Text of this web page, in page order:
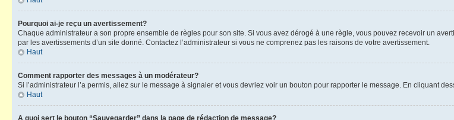
Pourquoi ai-je reçu un avertissement?
Chaque administrateur a son propre ensemble de règles pour son site. Si vous avez dérogé à une règle, vous pouvez recevoir un
par les avertissements d’un site donné. Contactez l’administrateur si vous ne comprenez pas les raisons de votre avertissement.
Haut
Comment rapporter des messages à un modérateur?
Si l’administrateur l’a permis, allez sur le message à signaler et vous devriez voir un bouton pour rapporter le message. En cliquant
Haut
A quoi sert le bouton “Sauvegarder” dans la page de rédaction de message?